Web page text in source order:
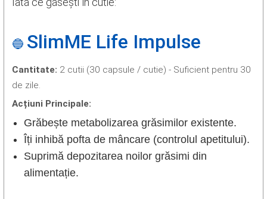
🔵 SlimME Life Impulse
Cantitate: 2 cutii (30 capsule / cutie) - Suficient pentru 30
de zile.
Acțiuni Principale:
Grăbește metabolizarea grăsimilor existente.
Îți inhibă pofta de mâncare (controlul apetitului).
Suprimă depozitarea noilor grăsimi din
alimentație.